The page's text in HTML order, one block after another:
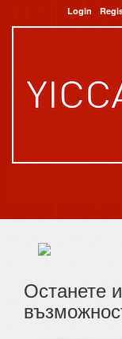
Login
Останете